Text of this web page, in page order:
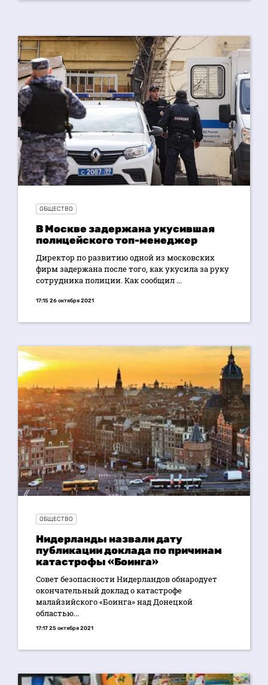
ОБЩЕСТВО
В Москве задержана укусившая
полицейского топ-менеджер
Директор по развитию одной из московских
фирм задержана после того, как укусила за руку
сотрудника полиции. Как сообщил ...
17:15 26 октября 2021
ОБЩЕСТВО
Нидерланды назвали дату
публикации доклада по причинам
катастрофы «Боинга»
Совет безопасности Нидерландов обнародует
окончательный доклад о катастрофе
малайзийского «Боинга» над Донецкой
областью...
17:17 25 октября 2021